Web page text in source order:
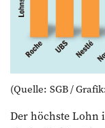
(Quelle: SGB /
Der höchste Lohn